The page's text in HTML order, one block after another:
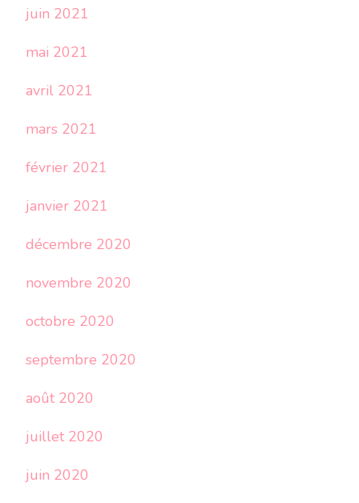
juin 2021
mai 2021
avril 2021
mars 2021
février 2021
janvier 2021
décembre 2020
novembre 2020
octobre 2020
septembre 2020
août 2020
juillet 2020
juin 2020